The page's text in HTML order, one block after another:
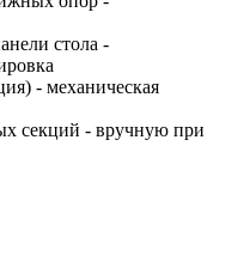
стола -
- механическая
секций - вручную при